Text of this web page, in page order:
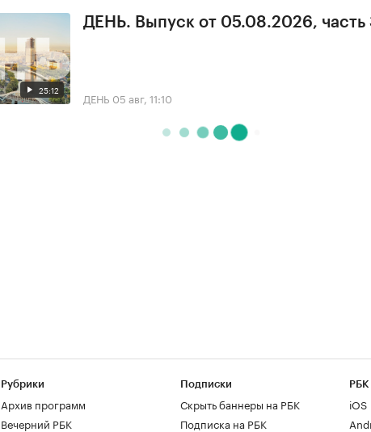
25:12
ДЕНЬ. Выпуск от 05.08.2026, часть
ДЕНЬ 05 авг, 11:10
Рубрики
Архив программ
Вечерний РБК
Подписки
Скрыть баннеры на РБК
Подписка на РБК
РБК
iOS